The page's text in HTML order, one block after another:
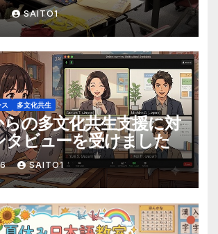
SAITO1
多文化共生
の多文化共生支援に対
タビューを受けました
SAITO1